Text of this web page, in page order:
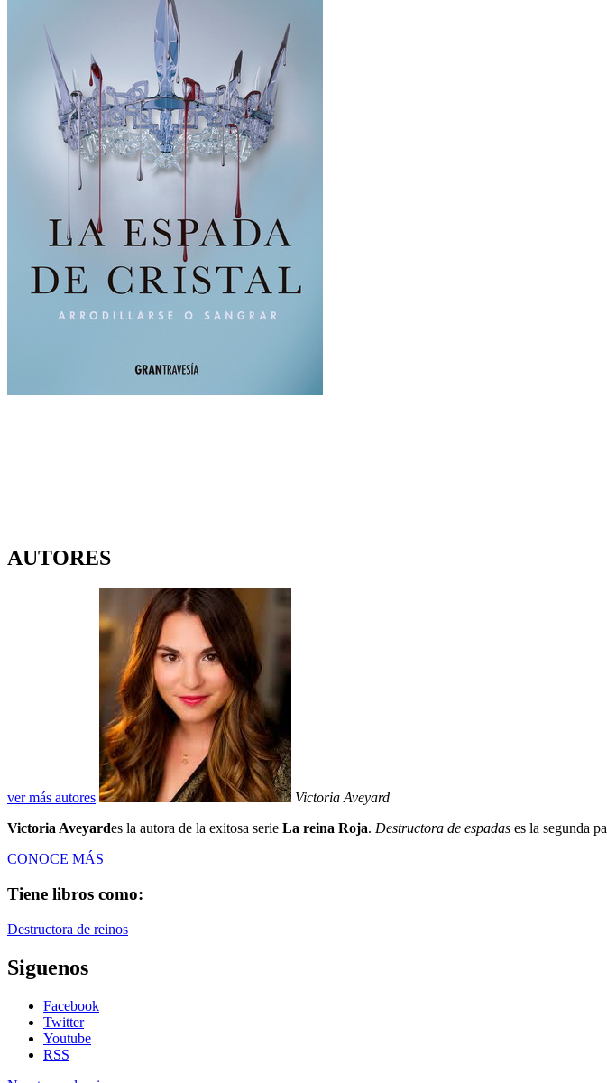
AUTORES
ver más autores
Victoria Aveyard
Victoria Aveyardes la autora de la exitosa serie La reina Roja. Destructora de espadas es la segunda
CONOCE MÁS
Tiene libros como:
Destructora de reinos
Siguenos
Facebook
Twitter
Youtube
RSS